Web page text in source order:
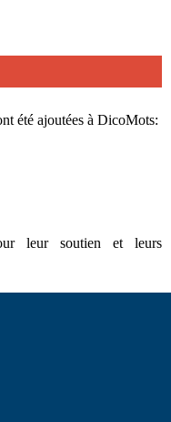
été ajoutées à DicoMots:
leur soutien et leurs